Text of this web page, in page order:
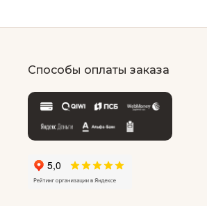
Способы оплаты заказа